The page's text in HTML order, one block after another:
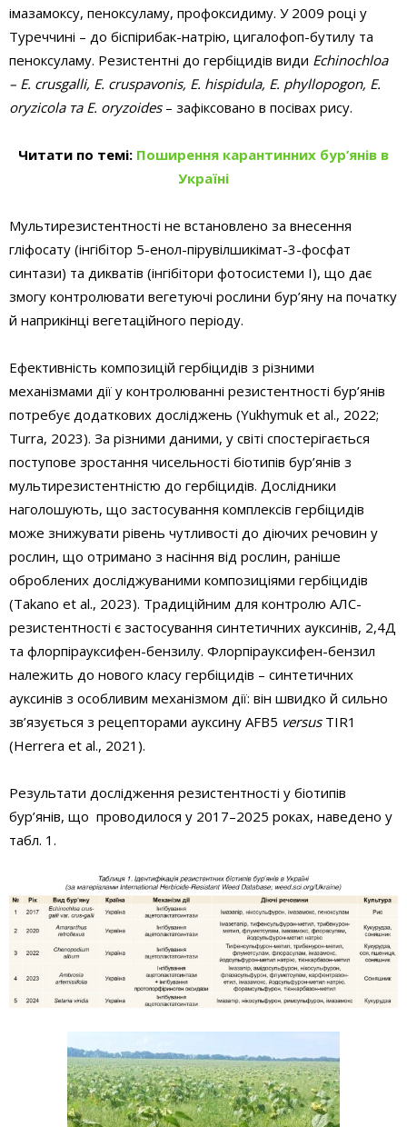
імазамоксу, пеноксуламу, профоксидиму. У 2009 році у
Туреччині – до біспірибак-натрію, цигалофоп-бутилу та
пеноксуламу. Резистентні до гербіцидів види Echinochloa
– E. crus­galli, E. crus­pavonis, E. hispidula, E. phyllopogon, E.
oryzicola та E. oryzoides– зафіксовано в посівах рису.
Читати по темі: Поширення карантинних бур’янів в
Україні
Мультирезистентності не встановлено за внесення
гліфосату (інгібітор 5-енол-пірувілшикімат-3-фосфат
синтази) та дикватів (інгібітори фотосистеми І), що дає
змогу контролювати вегетуючі рослини бур’яну на початку
й наприкінці вегетаційного періоду.
Ефективність композицій гербіцидів з різними
механізмами дії у контролюванні резистентності бур’янів
потребує додаткових досліджень (Yukhymuk et al., 2022;
Turra, 2023). За різними даними, у світі спостерігається
поступове зростання чисельності біотипів бур’янів з
мультирезистентністю до гербіцидів. Дослідники
наголошують, що застосування комплексів гербіцидів
може знижувати рівень чутливості до діючих речовин у
рослин, що отримано з насіння від рослин, раніше
оброблених досліджуваними композиціями гербіцидів
(Takano et al., 2023). Традиційним для контролю АЛС­
резистентності є застосування синтетичних ауксинів, 2,4­Д
та флорпірауксифен-бензилу. Флорпірауксифен-бензил
належить до нового класу гербіцидів – синтетичних
ауксинів з особливим механізмом дії: він швидко й сильно
зв’язується з рецепторами ауксину AFB5 versusTIR1
(Herrera et al., 2021).
Результати дослідження резистентності у біотипів
бур’янів, що проводилося у 2017–2025 роках, наведено у
табл. 1.